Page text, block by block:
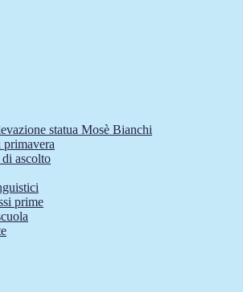
statua Mosè Bianchi
ascolto
prime